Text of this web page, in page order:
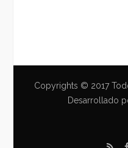
Copyrights © 2017
Desarrollado